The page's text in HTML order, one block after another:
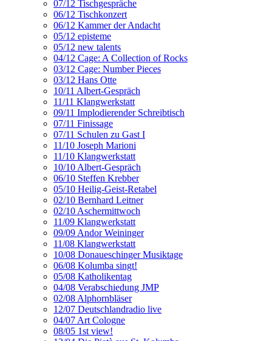
07/12 Tischgespräche
06/12 Tischkonzert
06/12 Kammer der Andacht
05/12 episteme
05/12 new talents
04/12 Cage: A Collection of Rocks
03/12 Cage: Number Pieces
03/12 Hans Otte
10/11 Albert-Gespräch
11/11 Klangwerkstatt
09/11 Implodierender Schreibtisch
07/11 Finissage
07/11 Schulen zu Gast I
11/10 Joseph Marioni
11/10 Klangwerkstatt
10/10 Albert-Gespräch
06/10 Steffen Krebber
05/10 Heilig-Geist-Retabel
02/10 Bernhard Leitner
02/10 Aschermittwoch
11/09 Klangwerkstatt
09/09 Andor Weininger
11/08 Klangwerkstatt
10/08 Donaueschinger Musiktage
06/08 Kolumba singt!
05/08 Katholikentag
04/08 Verabschiedung JMP
02/08 Alphornbläser
12/07 Deutschlandradio live
04/07 Art Cologne
08/05 1st view!